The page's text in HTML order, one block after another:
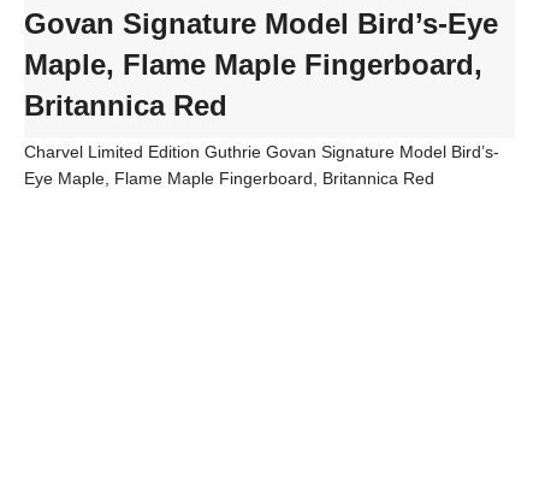
Govan Signature Model Bird’s-Eye
Maple, Flame Maple Fingerboard,
Britannica Red
Charvel Limited Edition Guthrie Govan Signature Model Bird’s-
Eye Maple, Flame Maple Fingerboard, Britannica Red